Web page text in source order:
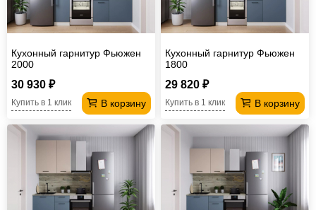
Кухонный гарнитур Фьюжен
2000
30 930 ₽
В корзину
Купить в 1 клик
Кухонный гарнитур Фьюжен
1800
29 820 ₽
В корзину
Купить в 1 клик